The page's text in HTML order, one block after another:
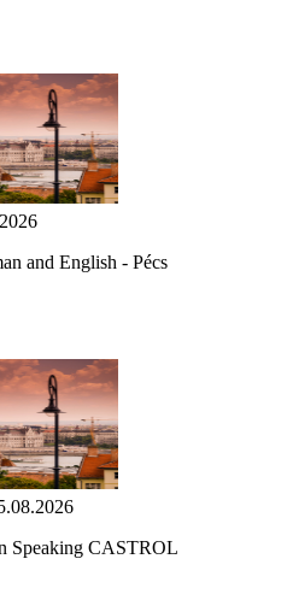
and English - Pécs
Speaking CASTROL